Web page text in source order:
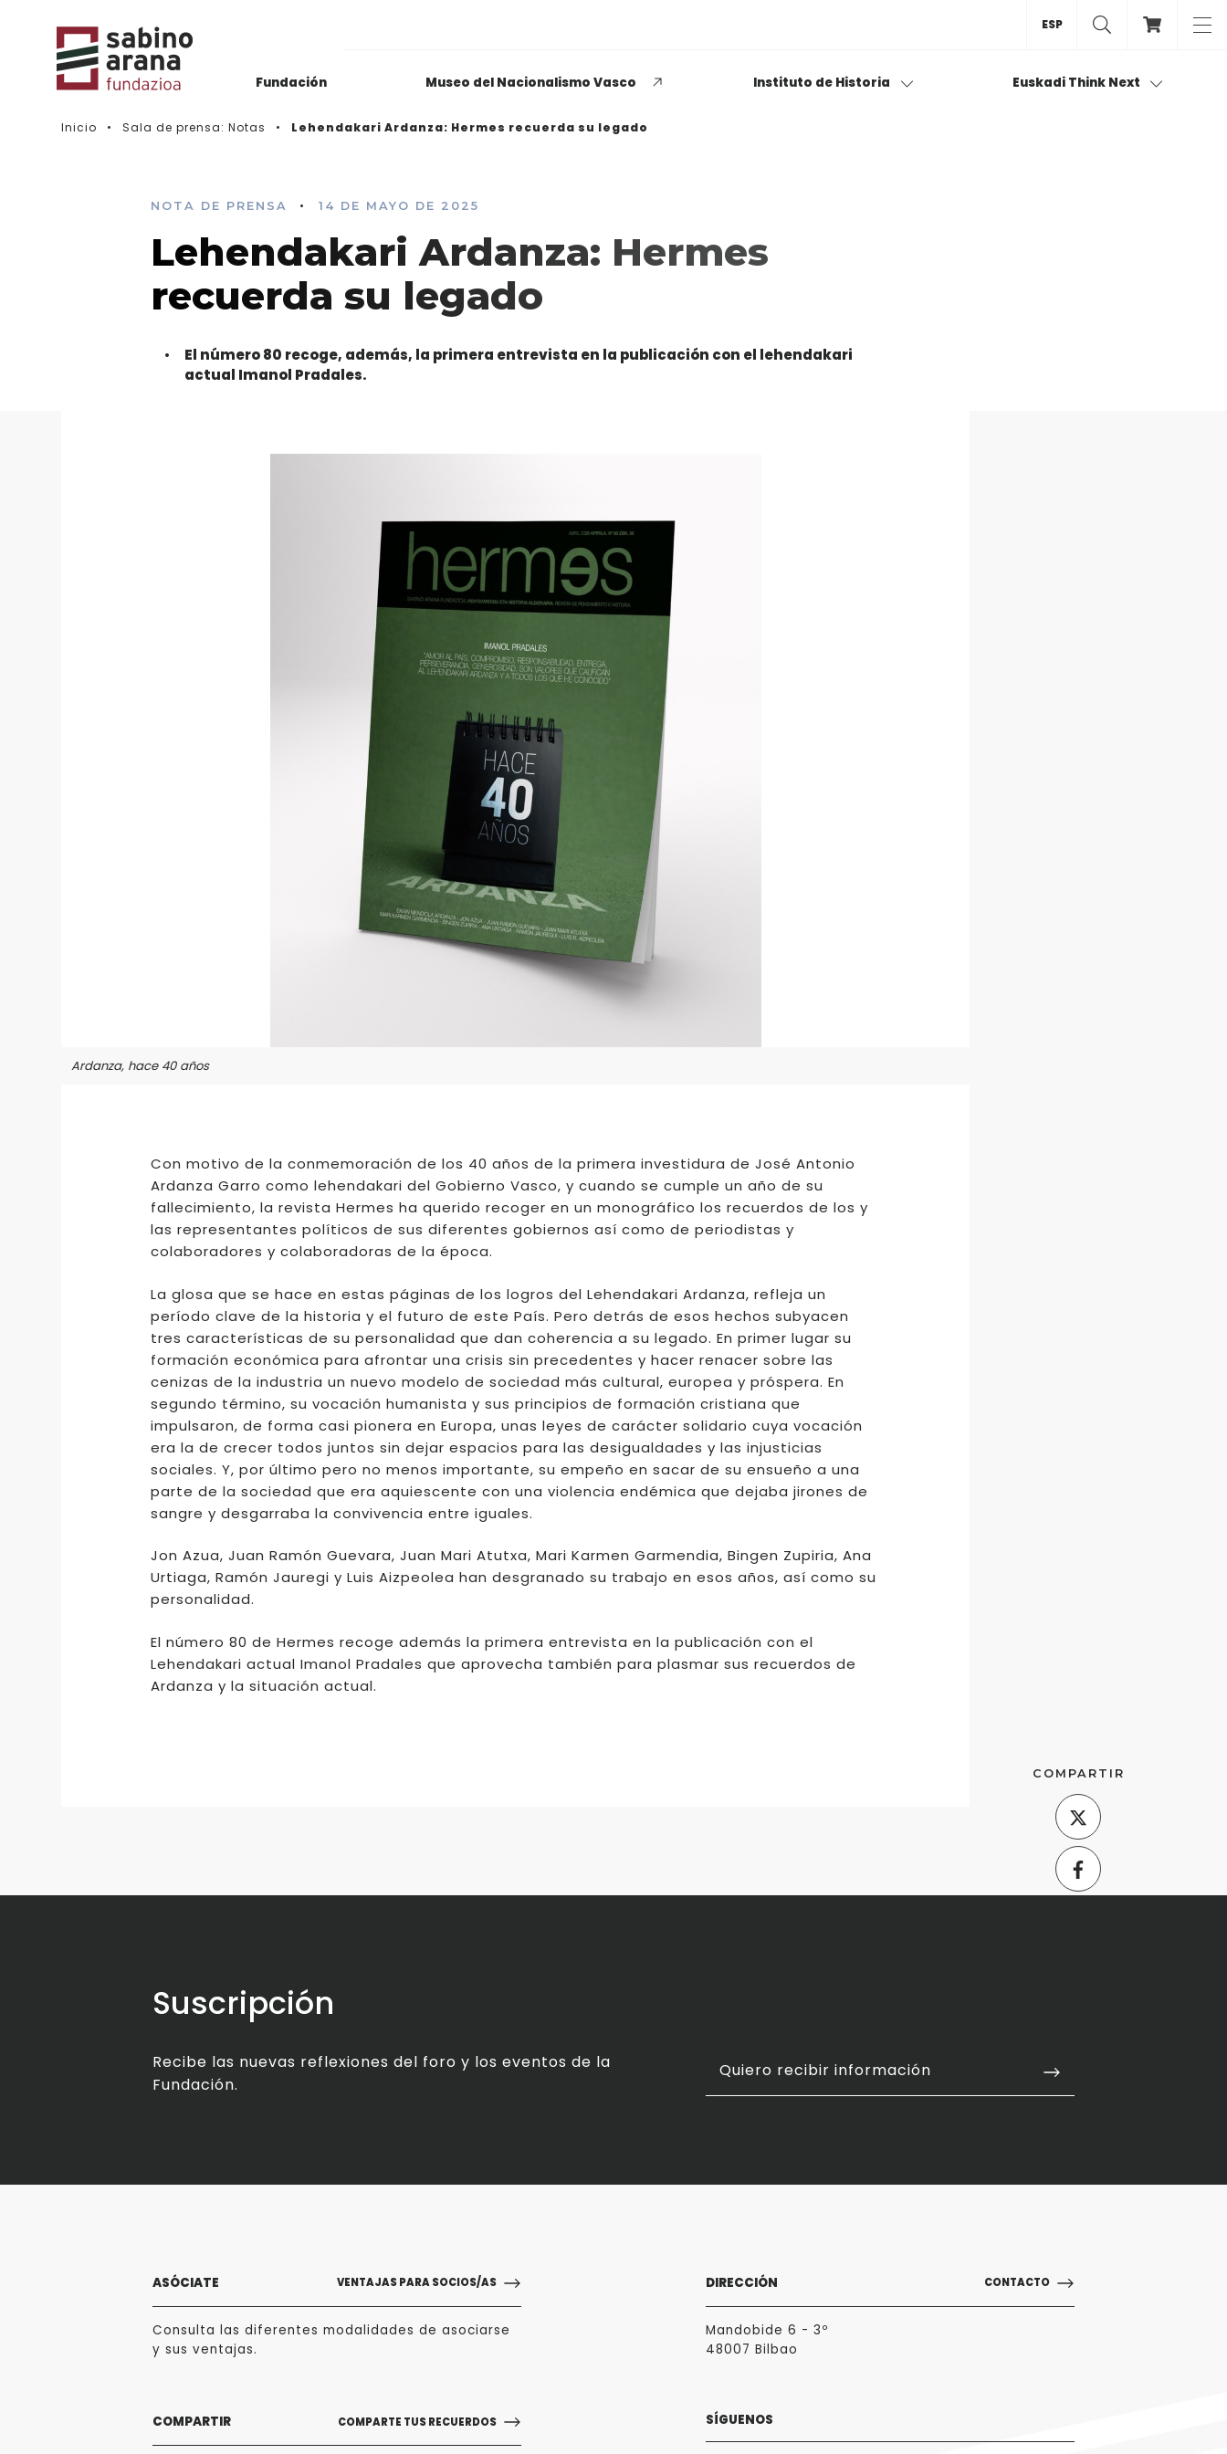
Fundación Museo del Nacionalismo Vasco Instituto de Historia
Biblioteca & Hemeroteca
Euskadi Think Next
Histórico de convocatorias
Opiniones dispares
respecto a lo que significa
ser político o política
LEER MÁS
ESP
Inicio Sala de prensa: Notas Lehendakari Ardanza: Hermes recuerda su legado
NOTA DE PRENSA • 14 DE MAYO DE 2025
Lehendakari Ardanza: Hermes
recuerda su legado
El número 80 recoge, además, la primera entrevista en la publicación con el lehendakari
actual Imanol Pradales.
Ardanza, hace 40 años
Con motivo de la conmemoración de los 40 años de la primera investidura de José Antonio
Ardanza Garro como lehendakari del Gobierno Vasco, y cuando se cumple un año de su
fallecimiento, la revista Hermes ha querido recoger en un monográfico los recuerdos de los y
las representantes políticos de sus diferentes gobiernos así como de periodistas y
colaboradores y colaboradoras de la época.
La glosa que se hace en estas páginas de los logros del Lehendakari Ardanza, refleja un
período clave de la historia y el futuro de este País. Pero detrás de esos hechos subyacen
tres características de su personalidad que dan coherencia a su legado. En primer lugar su
formación económica para afrontar una crisis sin precedentes y hacer renacer sobre las
cenizas de la industria un nuevo modelo de sociedad más cultural, europea y próspera. En
segundo término, su vocación humanista y sus principios de formación cristiana que
impulsaron, de forma casi pionera en Europa, unas leyes de carácter solidario cuya vocación
era la de crecer todos juntos sin dejar espacios para las desigualdades y las injusticias
sociales. Y, por último pero no menos importante, su empeño en sacar de su ensueño a una
parte de la sociedad que era aquiescente con una violencia endémica que dejaba jirones de
sangre y desgarraba la convivencia entre iguales.
Jon Azua, Juan Ramón Guevara, Juan Mari Atutxa, Mari Karmen Garmendia, Bingen Zupiria, Ana
Urtiaga, Ramón Jauregi y Luis Aizpeolea han desgranado su trabajo en esos años, así como su
personalidad.
El número 80 de Hermes recoge además la primera entrevista en la publicación con el
Lehendakari actual Imanol Pradales que aprovecha también para plasmar sus recuerdos de
Ardanza y la situación actual.
COMPARTIR
Suscripción
Recibe las nuevas reflexiones del foro y los eventos de la
Fundación.
Quiero recibir información
ASÓCIATE VENTAJAS PARA SOCIOS/AS
Consulta las diferentes modalidades de asociarse
y sus ventajas.
COMPARTIR COMPARTE TUS RECUERDOS
DIRECCIÓN CONTACTO
Mandobide 6 - 3º
48007 Bilbao
SÍGUENOS